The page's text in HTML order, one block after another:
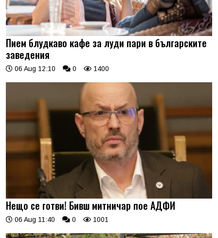
Пием блудкаво кафе за луди пари в българските
заведения
06 Aug 12:10 0 1400
Нещо се готви! Бивш митничар пое АДФИ
06 Aug 11:40 0 1001